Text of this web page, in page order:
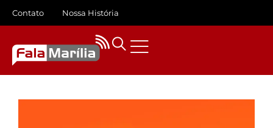
Contato Nossa História